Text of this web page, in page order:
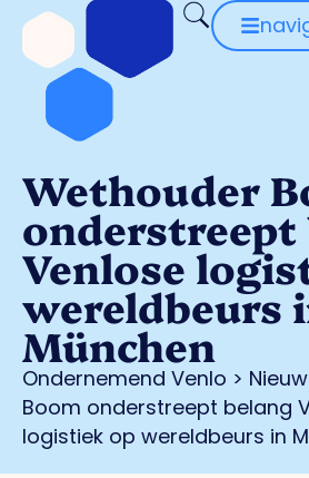
Wethouder
onderstreept
Venlose
wereldbeurs
München
Ondernemend Venlo >
Boom onderstreept belang
logistiek op wereldbeurs in